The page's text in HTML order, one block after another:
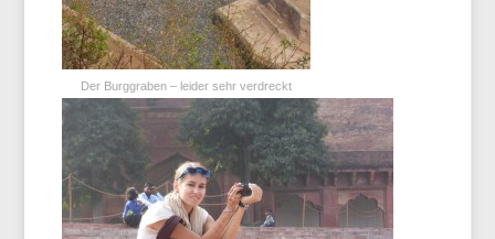
Der Burggraben – leider sehr verdreckt